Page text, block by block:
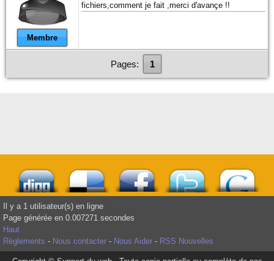
Membre
fichiers,comment je fait ,merci d'avançe !!
Pages: 1
Il y a 1 utilisateur(s) en ligne
Page générée en 0.007271 secondes
Haut
Règlements - Nous contacter - Nous Aider - RSS Nouvelles